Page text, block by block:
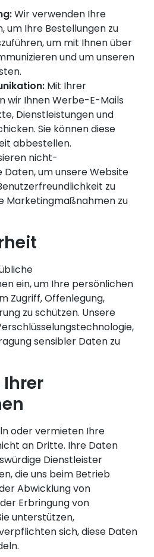
Wir verwenden Ihre
um Ihre Bestellungen zu
um mit Ihnen über
und um unseren
Mit Ihrer
wir Ihnen Werbe-E-Mails
Dienstleistungen und
Sie können diese
abbestellen.
nicht-
um unsere Website
zu
Marketingmaßnahmen zu
ein, um Ihre persönlichen
Zugriff, Offenlegung,
zu schützen. Unsere
sensibler Daten zu
oder vermieten Ihre
an Dritte. Ihre Daten
Dienstleister
die uns beim Betrieb
Abwicklung von
Erbringung von
unterstützen,
sich, diese Daten